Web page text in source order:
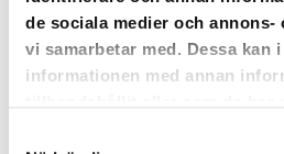
de sociala medier och annons-
vi samarbetar med. Dessa kan
informationen med annan
MAXIMERA DIN VERKSAMHETS
Ökad produktivitet och minskade